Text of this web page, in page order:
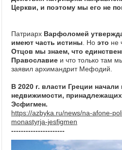
Церкви, и поэтому мы его не
Патриарх Варфоломей
имеют часть истины. Но это не
Отцов мы знаем, что
Православие и что только там
заявил архимандрит Мефодий.
В 2020 г. власти Греции
недвижимости,
Эсфигмен.
https://azbyka.ru/news/na-afone-
monastyrja-jesfigmen
----------------------